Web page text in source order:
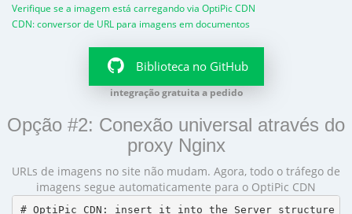
Verifique se a imagem está carregando via OptiPic CDN
CDN: conversor de URL para imagens em documentos
Biblioteca no GitHub
integração gratuita a pedido
Opção #2: Conexão universal através do
proxy Nginx
URLs de imagens no site não mudam. Agora, todo o tráfego de
imagens segue automaticamente para o OptiPic CDN
# OptiPic CDN: insert it into the Server structure